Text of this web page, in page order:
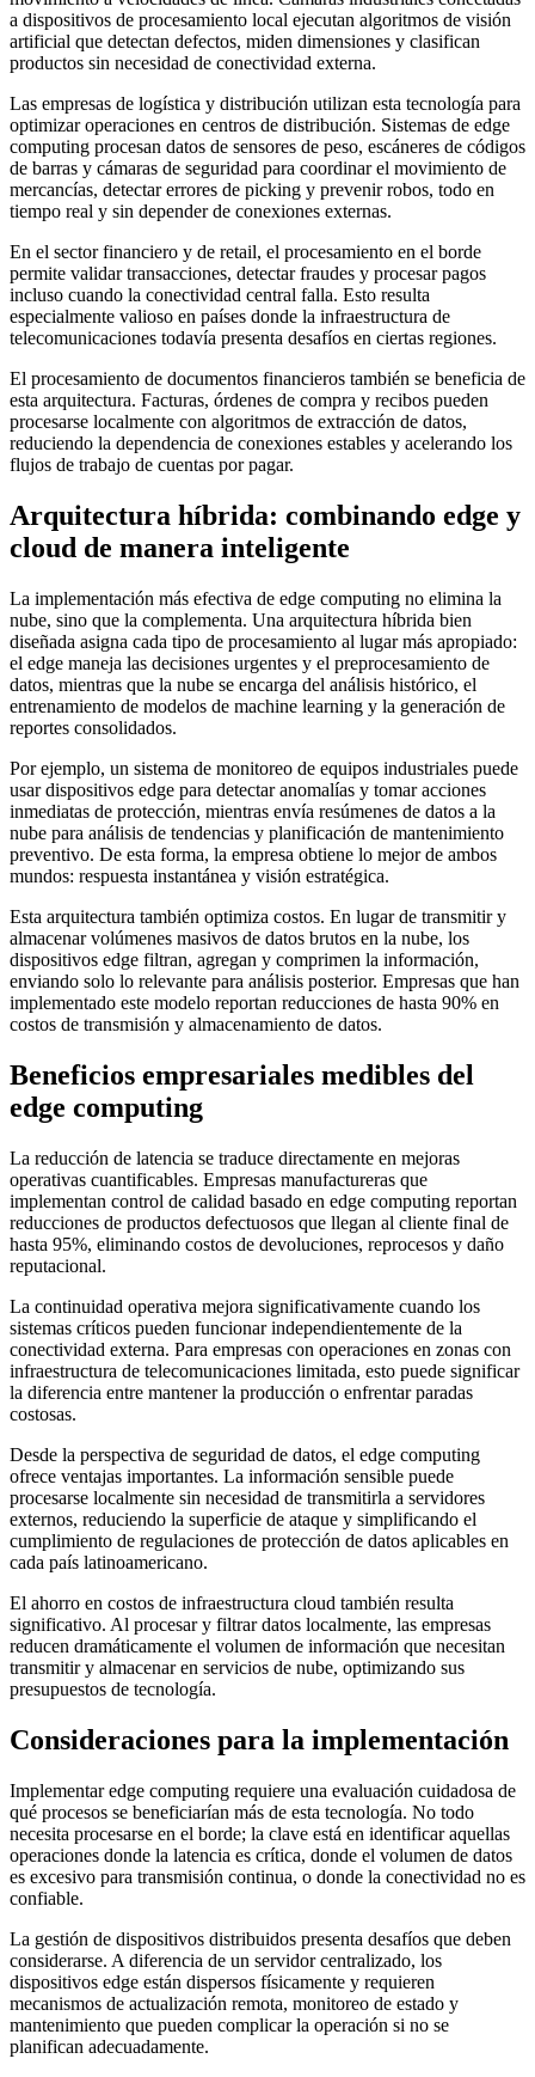
a dispositivos de procesamiento local ejecutan algoritmos de visión
artificial que detectan defectos, miden dimensiones y clasifican
productos sin necesidad de conectividad externa.
Las empresas de logística y distribución utilizan esta tecnología para
optimizar operaciones en centros de distribución. Sistemas de edge
computing procesan datos de sensores de peso, escáneres de códigos
de barras y cámaras de seguridad para coordinar el movimiento de
mercancías, detectar errores de picking y prevenir robos, todo en
tiempo real y sin depender de conexiones externas.
En el sector financiero y de retail, el procesamiento en el borde
permite validar transacciones, detectar fraudes y procesar pagos
incluso cuando la conectividad central falla. Esto resulta
especialmente valioso en países donde la infraestructura de
telecomunicaciones todavía presenta desafíos en ciertas regiones.
El procesamiento de documentos financieros también se beneficia de
esta arquitectura. Facturas, órdenes de compra y recibos pueden
procesarse localmente con algoritmos de extracción de datos,
reduciendo la dependencia de conexiones estables y acelerando los
flujos de trabajo de cuentas por pagar.
Arquitectura híbrida: combinando edge y
cloud de manera inteligente
La implementación más efectiva de edge computing no elimina la
nube, sino que la complementa. Una arquitectura híbrida bien
diseñada asigna cada tipo de procesamiento al lugar más apropiado:
el edge maneja las decisiones urgentes y el preprocesamiento de
datos, mientras que la nube se encarga del análisis histórico, el
entrenamiento de modelos de machine learning y la generación de
reportes consolidados.
Por ejemplo, un sistema de monitoreo de equipos industriales puede
usar dispositivos edge para detectar anomalías y tomar acciones
inmediatas de protección, mientras envía resúmenes de datos a la
nube para análisis de tendencias y planificación de mantenimiento
preventivo. De esta forma, la empresa obtiene lo mejor de ambos
mundos: respuesta instantánea y visión estratégica.
Esta arquitectura también optimiza costos. En lugar de transmitir y
almacenar volúmenes masivos de datos brutos en la nube, los
dispositivos edge filtran, agregan y comprimen la información,
enviando solo lo relevante para análisis posterior. Empresas que han
implementado este modelo reportan reducciones de hasta 90% en
costos de transmisión y almacenamiento de datos.
Beneficios empresariales medibles del
edge computing
La reducción de latencia se traduce directamente en mejoras
operativas cuantificables. Empresas manufactureras que
implementan control de calidad basado en edge computing reportan
reducciones de productos defectuosos que llegan al cliente final de
hasta 95%, eliminando costos de devoluciones, reprocesos y daño
reputacional.
La continuidad operativa mejora significativamente cuando los
sistemas críticos pueden funcionar independientemente de la
conectividad externa. Para empresas con operaciones en zonas con
infraestructura de telecomunicaciones limitada, esto puede significar
la diferencia entre mantener la producción o enfrentar paradas
costosas.
Desde la perspectiva de seguridad de datos, el edge computing
ofrece ventajas importantes. La información sensible puede
procesarse localmente sin necesidad de transmitirla a servidores
externos, reduciendo la superficie de ataque y simplificando el
cumplimiento de regulaciones de protección de datos aplicables en
cada país latinoamericano.
El ahorro en costos de infraestructura cloud también resulta
significativo. Al procesar y filtrar datos localmente, las empresas
reducen dramáticamente el volumen de información que necesitan
transmitir y almacenar en servicios de nube, optimizando sus
presupuestos de tecnología.
Consideraciones para la implementación
Implementar edge computing requiere una evaluación cuidadosa de
qué procesos se beneficiarían más de esta tecnología. No todo
necesita procesarse en el borde; la clave está en identificar aquellas
operaciones donde la latencia es crítica, donde el volumen de datos
es excesivo para transmisión continua, o donde la conectividad no es
confiable.
La gestión de dispositivos distribuidos presenta desafíos que deben
considerarse. A diferencia de un servidor centralizado, los
dispositivos edge están dispersos físicamente y requieren
mecanismos de actualización remota, monitoreo de estado y
mantenimiento que pueden complicar la operación si no se
planifican adecuadamente.